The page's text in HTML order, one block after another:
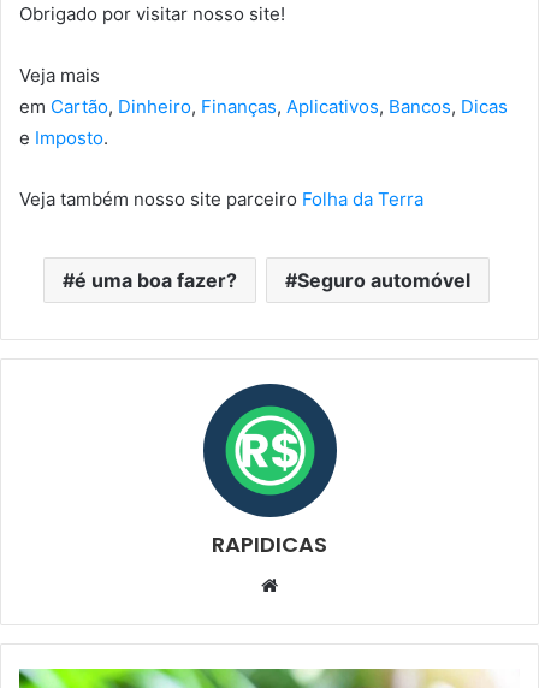
Obrigado por visitar nosso site!
Veja mais
em Cartão, Dinheiro, Finanças, Aplicativos, Bancos, Dicas
e Imposto.
Veja também nosso site parceiro Folha da Terra
é uma boa fazer? Seguro automóvel
RAPIDICAS
Website